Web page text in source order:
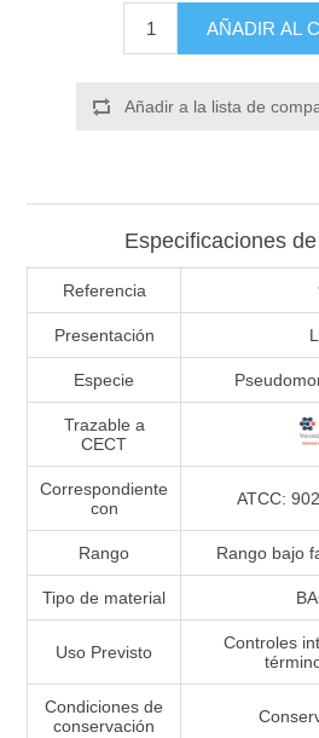
AÑADIR AL
Añadir a la lista de
Especificaciones
Referencia
Presentación
Especie
Trazable a
CECT
Correspondiente
con
ATCC:
Rango Rango bajo
Tipo de material
Uso Previsto
Controles
Condiciones de
conservación